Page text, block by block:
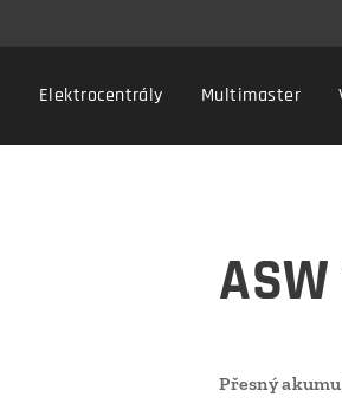
Elektrocentrály Multimaster
Přesný